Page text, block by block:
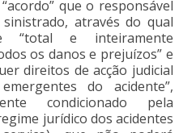
que o responsável
através do qual
“total e inteiramente
os danos e prejuízos” e
direitos de acção judicial
do acidente”,
condicionado pela
jurídico dos acidentes